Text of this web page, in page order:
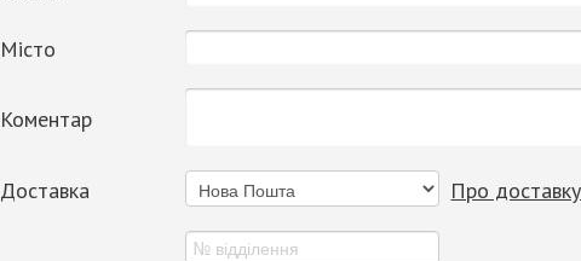
Місто
Коментар
Доставка Про доставку